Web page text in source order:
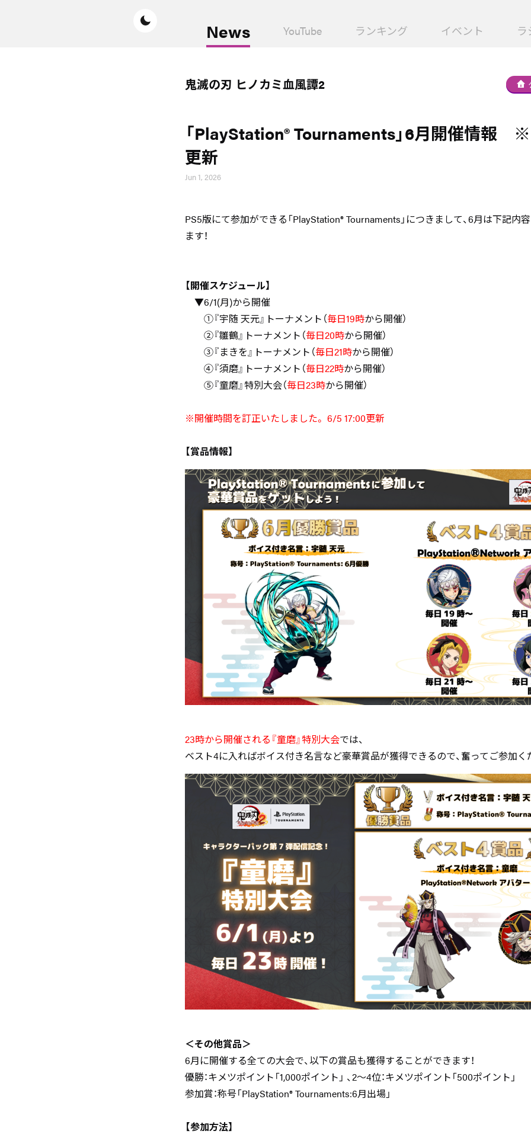
News YouTube ランキング イベント ラ
鬼滅の刃 ヒノカミ血風譚2
「PlayStation® Tournaments」6月開催情報
更新
Jun 1, 2026
PS5版にて参加ができる「PlayStation® Tournaments」につきまして、6月は下記内
ます！
【開催スケジュール】
▼6/1(月)から開催
①『宇随 天元』トーナメント（毎日19時から開催）
②『雛鶴』トーナメント（毎日20時から開催）
③『まきを』トーナメント（毎日21時から開催）
④『須磨』トーナメント（毎日22時から開催）
⑤『童磨』特別大会（毎日23時から開催）
※開催時間を訂正いたしました。 6/5 17:00更新
【賞品情報】
23時から開催される『童磨』特別大会では、
ベスト4に入ればボイス付き名言など豪華賞品が獲得できるので、奮ってご参加く
＜その他賞品＞
6月に開催する全ての大会で、以下の賞品も獲得することができます！
優勝：キメツポイント「1,000ポイント」 、2～4位：キメツポイント「500ポイント」
参加賞：称号「PlayStation® Tournaments:6月出場」
【参加方法】